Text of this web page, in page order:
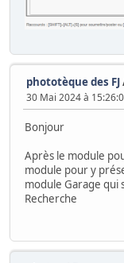
phototèque des FJ
30 Mai 2024 à
Bonjour
Après le module
module pour y
module Garage qui
Recherche